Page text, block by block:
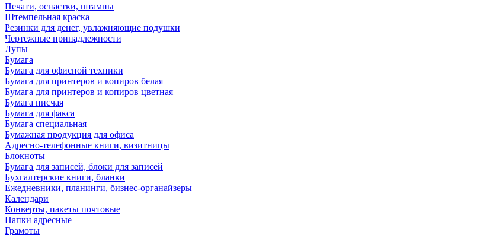
Печати, оснастки, штампы
Штемпельная краска
Резинки для денег, увлажняющие подушки
Чертежные принадлежности
Лупы
Бумага
Бумага для офисной техники
Бумага для принтеров и копиров белая
Бумага для принтеров и копиров цветная
Бумага писчая
Бумага для факса
Бумага специальная
Бумажная продукция для офиса
Адресно-телефонные книги, визитницы
Блокноты
Бумага для записей, блоки для записей
Бухгалтерские книги, бланки
Ежедневники, планинги, бизнес-органайзеры
Календари
Конверты, пакеты почтовые
Папки адресные
Грамоты